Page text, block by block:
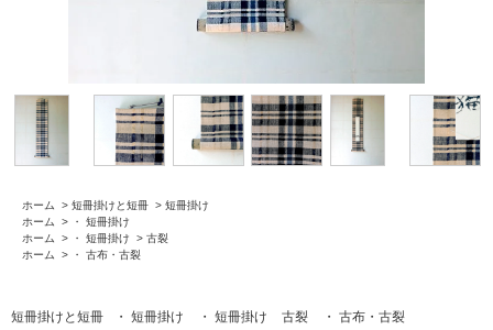
ホーム > 短冊掛けと短冊 > 短冊掛け
ホーム
>
・ 短冊掛け
ホーム
> ・ 短冊掛け > 古裂
ホーム
> ・ 古布・古裂
短冊掛けと短冊 ・ 短冊掛け ・ 短冊掛け 古裂 ・ 古布・古裂